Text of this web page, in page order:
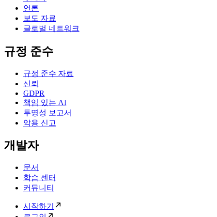
언론
보도 자료
글로벌 네트워크
규정 준수
규정 준수 자료
신뢰
GDPR
책임 있는 AI
투명성 보고서
악용 신고
개발자
문서
학습 센터
커뮤니티
시작하기